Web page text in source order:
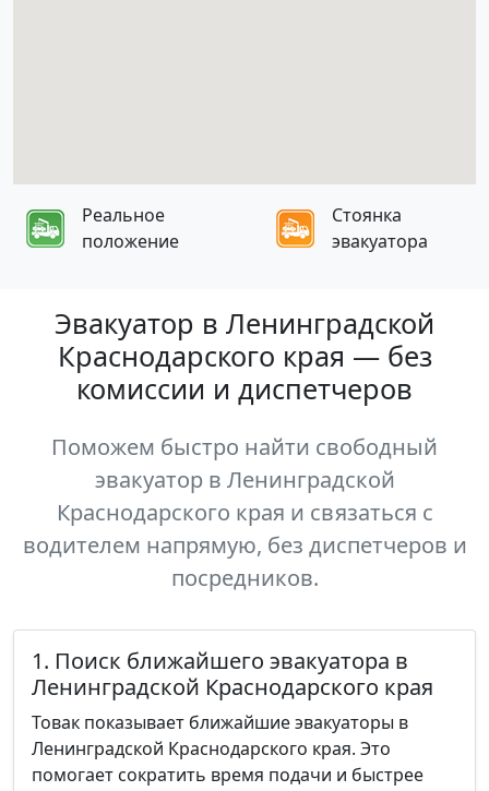
Реальное
положение
Стоянка
эвакуатора
Эвакуатор в Ленинградской
Краснодарского края — без
комиссии и диспетчеров
Поможем быстро найти свободный
эвакуатор в Ленинградской
Краснодарского края и связаться с
водителем напрямую, без диспетчеров и
посредников.
1. Поиск ближайшего эвакуатора в
Ленинградской Краснодарского края
Товак показывает ближайшие эвакуаторы в
Ленинградской Краснодарского края. Это
помогает сократить время подачи и быстрее